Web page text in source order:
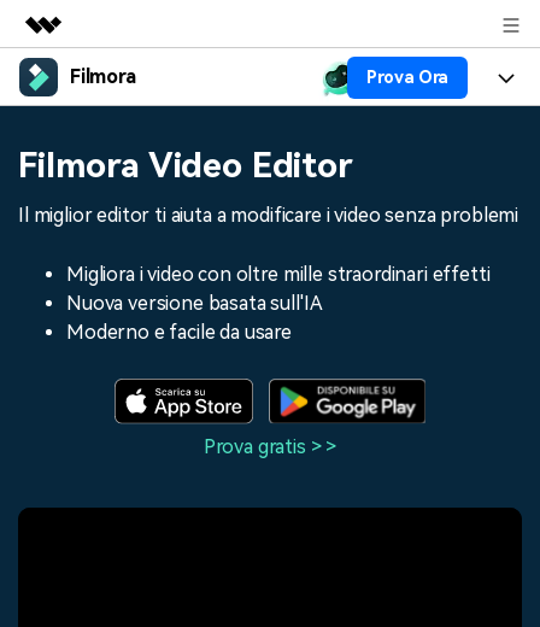
Prodotti in evidenza
Utilità
Soluzione
Filmora Prova Ora
Risorse
Audio
Risorse
Tip per Editing
Tip per Live-Streaming
Centro Aiuto
Siamo qui per aiutarti
Scopri come i nostri clienti
Filmora Video Editor
Il miglior editor ti aiuta a modificare i video senza problemi
Migliora i video con oltre mille straordinari effetti
Nuova versione basata sull'IA
Moderno e facile da usare
Prova gratis > >